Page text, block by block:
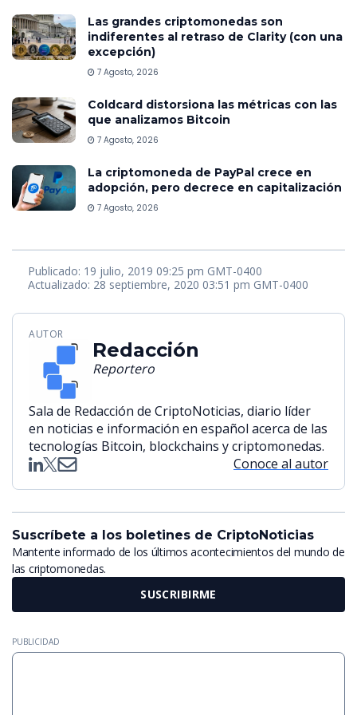
Las grandes criptomonedas son
indiferentes al retraso de Clarity (con una
excepción)
7 Agosto, 2026
Coldcard distorsiona las métricas con las
que analizamos Bitcoin
7 Agosto, 2026
La criptomoneda de PayPal crece en
adopción, pero decrece en capitalización
7 Agosto, 2026
Publicado: 19 julio, 2019 09:25 pm GMT-0400
Actualizado: 28 septiembre, 2020 03:51 pm GMT-0400
AUTOR
Redacción
Reportero
Sala de Redacción de CriptoNoticias, diario líder
en noticias e información en español acerca de las
tecnologías Bitcoin, blockchains y criptomonedas.
Conoce al autor
Suscríbete a los boletines de CriptoNoticias
Mantente informado de los últimos acontecimientos del mundo de
las criptomonedas.
SUSCRIBIRME
PUBLICIDAD